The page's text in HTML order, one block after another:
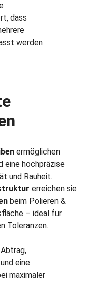
dass
werden
ermöglichen
eine hochpräzise
und Rauheit.
erreichen sie
beim Polieren &
– ideal für
Toleranzen.
eine
maximaler